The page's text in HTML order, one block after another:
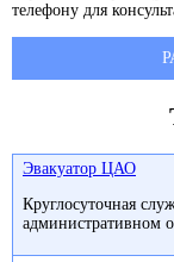
телефону для
Эвакуатор ЦАО
Круглосуточная
административном